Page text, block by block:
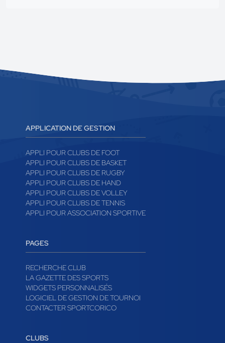
APPLICATION DE GESTION
APPLI POUR CLUBS DE FOOT
APPLI POUR CLUBS DE BASKET
APPLI POUR CLUBS DE RUGBY
APPLI POUR CLUBS DE HAND
APPLI POUR CLUBS DE VOLLEY
APPLI POUR CLUBS DE TENNIS
APPLI POUR ASSOCIATION SPORTIVE
PAGES
RECHERCHE CLUB
LA GAZETTE DES SPORTS
WIDGETS PERSONNALISÉS
LOGICIEL DE GESTION DE TOURNOI
CONTACTER SPORTCORICO
CLUBS